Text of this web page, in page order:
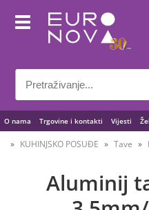
O nama Trgovine i kontakti Vijesti
KUHINJSKO POSUĐE Tave
Aluminij